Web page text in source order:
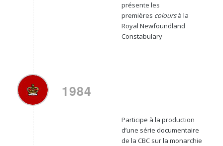
présente les
premières coloursà la
Royal Newfoundland
Constabulary
1984
Participe à la production
d’une série documentaire
de la CBC sur la monarchie